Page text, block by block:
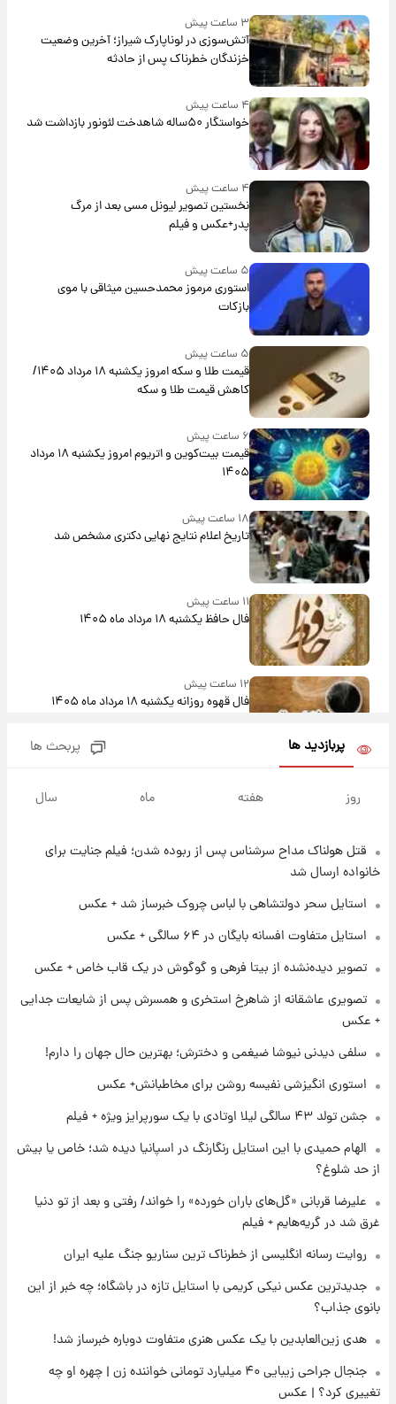
۳ ساعت پیش
آتش‌سوزی در لوناپارک شیراز؛ آخرین وضعیت
خزندگان خطرناک پس از حادثه
۴ ساعت پیش
خواستگار ۵۰ساله شاهدخت لئونور بازداشت شد
نخستین تصویر لیونل مسی بعد از مرگ
پدر+عکس و فیلم
۵ ساعت پیش
استوری مرموز محمدحسین میثاقی با موی
بازکات
۵ ساعت پیش
قیمت طلا و سکه امروز یکشنبه ۱۸ مرداد ۱۴۰۵/
کاهش قیمت طلا و سکه
۶ ساعت پیش
قیمت بیت‌کوین و اتریوم امروز یکشنبه ۱۸ مرداد
۱۴۰۵
۱۸ ساعت پیش
تاریخ اعلام نتایج نهایی دکتری مشخص شد
۱۱ ساعت پیش
فال حافظ یکشنبه ۱۸ مرداد ماه ۱۴۰۵
۱۲ ساعت پیش
فال قهوه روزانه یکشنبه ۱۸ مرداد ماه ۱۴۰۵
۲۰ ساعت پیش
۲۱ ساعت پیش
جهانی در آمریکا + فیلم
برای اولین بار؛ انتشار تصاویری از رهبر جدید
تصاویر عمامه بستن به شیوه خاتمی/ویدیو
پربازدید ها پربحث ها
روز هفته ماه سال
قتل هولناک مداح سرشناس پس از ربوده شدن؛ فیلم جنایت برای
خانواده ارسال شد
استایل سحر دولتشاهی با لباس چروک خبرساز شد + عکس
استایل متفاوت افسانه بایگان در ۶۴ سالگی + عکس
تصویر دیده‌نشده از بیتا فرهی و گوگوش در یک قاب خاص + عکس
تصویری عاشقانه از شاهرخ استخری و همسرش پس از شایعات جدایی
+ عکس
سلفی دیدنی نیوشا ضیغمی و دخترش؛ بهترین حال جهان را دارم!
استوری انگیزشی نفیسه روشن برای مخاطبانش+ عکس
جشن تولد ۴۳ سالگی لیلا اوتادی با یک سورپرایز ویژه + فیلم
الهام حمیدی با این استایل رنگارنگ در اسپانیا دیده شد؛ خاص یا بیش
از حد شلوغ؟
علیرضا قربانی «گل‌های باران خورده» را خواند/ رفتی و بعد از تو دنیا
غرق شد در گریه‌هایم + فیلم
روایت رسانه انگلیسی از خطرناک ترین سناریو جنگ علیه ایران
جدیدترین عکس نیکی کریمی با استایل تازه در باشگاه؛ چه خبر از این
بانوی جذاب؟
هدی زین‌العابدین با یک عکس هنری متفاوت دوباره خبرساز شد!
جنجال جراحی زیبایی ۴۰ میلیارد تومانی خواننده زن | چهره او چه
تغییری کرد؟ | عکس